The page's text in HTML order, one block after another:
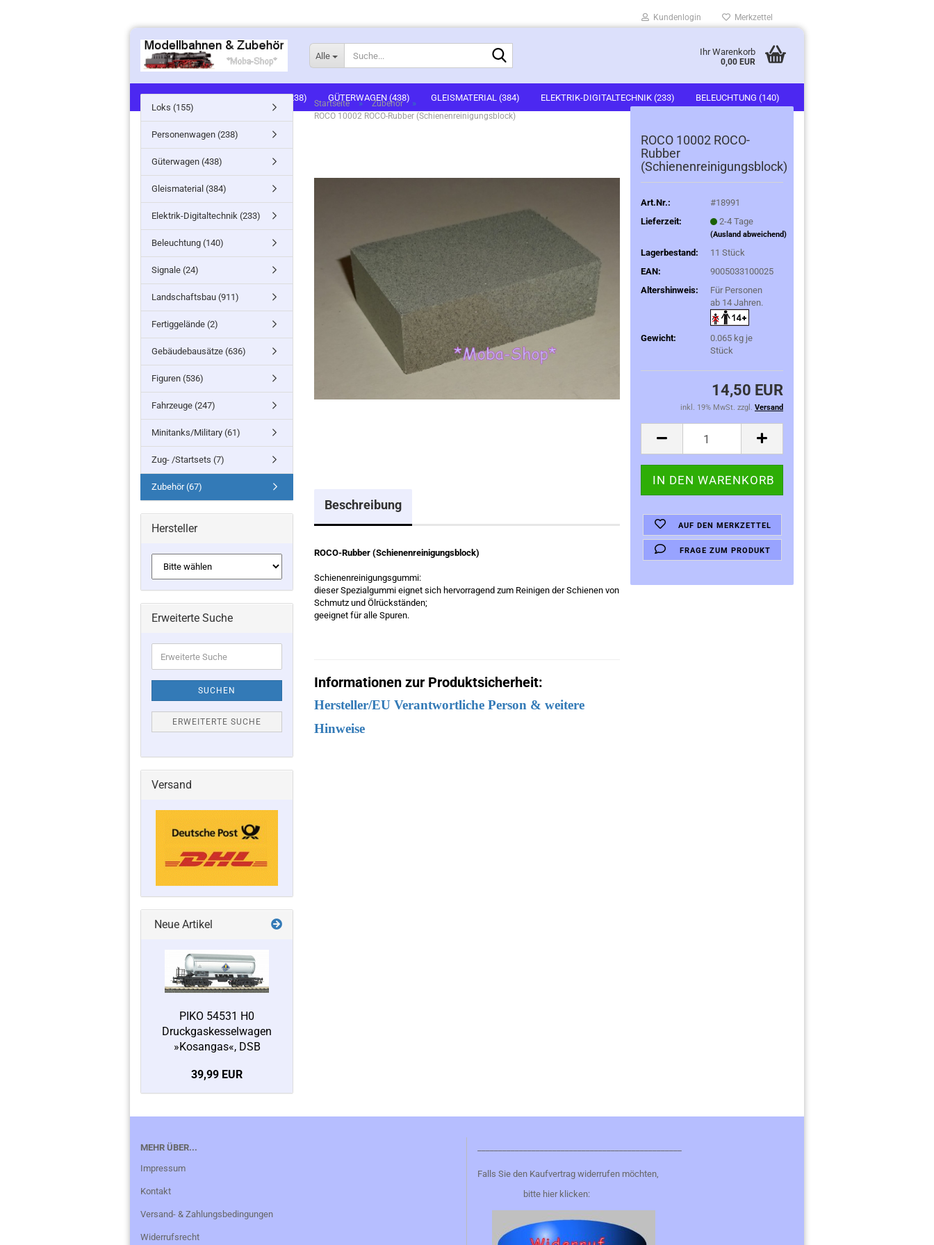
Kundenlogin
Konto erstellen
Passwort vergessen?
Merkzettel
Alle Ihr Warenkorb
0,00 EUR
LOKS (155) PERSONENWAGEN (238) GÜTERWAGEN (438) GLEISMATERIAL (384) ELEKTRIK-DIGITALTECHNIK (233) BELEUCHTUNG (140)
Startseite » Zubehör »
ROCO 10002 ROCO-Rubber (Schienenreinigungsblock)
ROCO 10002 ROCO-
Rubber
(Schienenreinigungsblock)
Art.Nr.:
#18991
Lieferzeit:
2-4 Tage
(Ausland abweichend)
Lagerbestand: 11Stück
EAN:
9005033100025
Altershinweis:
Für Personen
ab 14 Jahren.
Gewicht: 0.065 kg je
Stück
14,50 EUR
inkl. 19% MwSt. zzgl. Versand
AUF DEN MERKZETTEL
FRAGE ZUM PRODUKT
Beschreibung
ROCO-Rubber (Schienenreinigungsblock)
Schienenreinigungsgummi:
dieser Spezialgummi eignet sich hervorragend zum Reinigen der Schienen von
Schmutz und Ölrückständen;
geeignet für alle Spuren.
Informationen zur Produktsicherheit:
Hersteller/EU Verantwortliche Person & weitere
Hinweise
Loks (155)
Personenwagen (238)
Güterwagen (438)
Gleismaterial (384)
Elektrik-Digitaltechnik (233)
Beleuchtung (140)
Signale (24)
Landschaftsbau (911)
Fertiggelände (2)
Gebäudebausätze (636)
Figuren (536)
Fahrzeuge (247)
Minitanks/Military (61)
Zug- /Startsets (7)
Zubehör (67)
Hersteller
Erweiterte Suche
Suche
SUCHEN
ERWEITERTE SUCHE
Versand
Neue Artikel
PIKO 54531 H0
Druckgaskesselwagen
»Kosangas«, DSB
39,99 EUR
MEHR ÜBER...
Impressum
Kontakt
Versand- & Zahlungsbedingungen
Widerrufsrecht
Falls Sie den Kaufvertrag widerrufen möchten,
bitte hier klicken: